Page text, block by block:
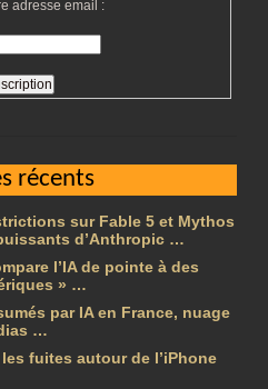
adresse email :
récents
sur Fable 5 et Mythos
d’Anthropic …
l’IA de pointe à des
» …
par IA en France, nuage
…
fuites autour de l’iPhone